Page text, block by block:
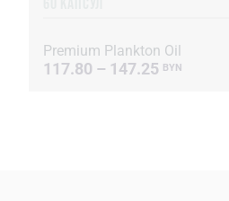
Premium Plankton Oil
117.80 – 147.25 BYN